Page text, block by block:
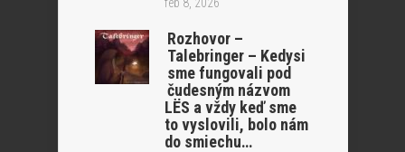
Rozhovor –
Talebringer – Kedysi
sme fungovali pod
čudesným názvom
LËS a vždy keď sme
to vyslovili, bolo nám
do smiechu…